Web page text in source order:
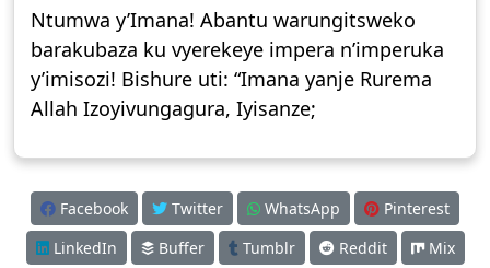
Ntumwa y’Imana! Abantu warungitsweko
barakubaza ku vyerekeye impera n’imperuka
y’imisozi! Bishure uti: “Imana yanje Rurema
Allah Izoyivungagura, Iyisanze;
Facebook Twitter WhatsApp
Pinterest
LinkedIn
Buffer Tumblr Reddit
Mix